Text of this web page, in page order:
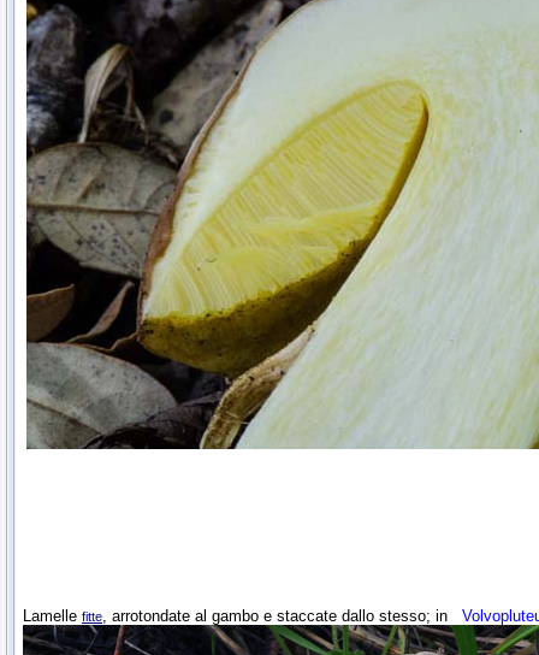
Lamelle fitte, arrotondate al gambo e staccate dallo stesso; in